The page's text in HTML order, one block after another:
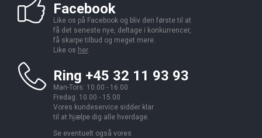
Facebook
Like os på Facebook og bliv den første til at
få det seneste nye, deltage i konkurrencer,
få skarpe tilbud og meget mere.
Like os her.
Ring +45 32 11 93 93
Man-Tors: 10.00 - 16.00
Fredag: 10.00 - 15.00
Vores kundeservice sidder klar
til at hjælpe dig alle hverdage.
Se eventuelt også vores